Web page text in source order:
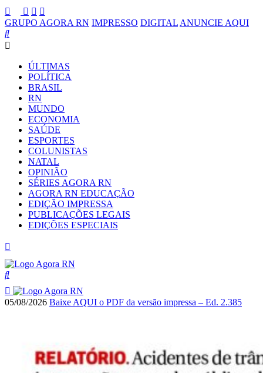
GRUPO AGORA RN IMPRESSO DIGITAL ANUNCIE AQUI
ÚLTIMAS
POLÍTICA
BRASIL
RN
MUNDO
ECONOMIA
SAÚDE
ESPORTES
COLUNISTAS
NATAL
OPINIÃO
SÉRIES AGORA RN
AGORA RN EDUCAÇÃO
EDIÇÃO IMPRESSA
PUBLICAÇÕES LEGAIS
EDIÇÕES ESPECIAIS
05/08/2026 Baixe AQUI o PDF da versão impressa – Ed. 2.385